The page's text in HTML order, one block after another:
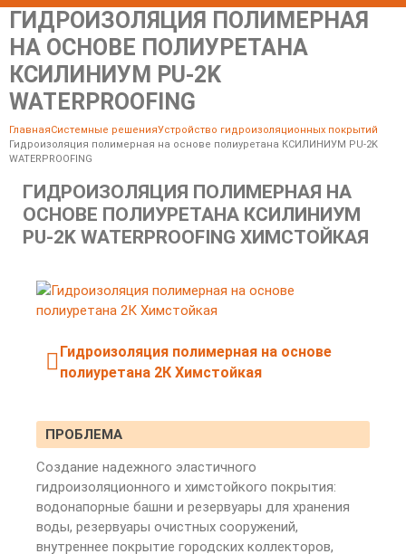
ГИДРОИЗОЛЯЦИЯ ПОЛИМЕРНАЯ
НА ОСНОВЕ ПОЛИУРЕТАНА
КСИЛИНИУМ PU-2K
WATERPROOFING
ГлавнаяСистемные решенияУстройство гидроизоляционных покрытий
Гидроизоляция полимерная на основе полиуретана КСИЛИНИУМ PU-2K
WATERPROOFING
ГИДРОИЗОЛЯЦИЯ ПОЛИМЕРНАЯ НА
ОСНОВЕ ПОЛИУРЕТАНА КСИЛИНИУМ
PU-2K WATERPROOFING ХИМСТОЙКАЯ
Гидроизоляция полимерная на основе
полиуретана 2К Химстойкая
ПРОБЛЕМА
Создание надежного эластичного
гидроизоляционного и химстойкого покрытия:
водонапорные башни и резервуары для хранения
воды, резервуары очистных сооружений,
внутреннее покрытие городских коллекторов,